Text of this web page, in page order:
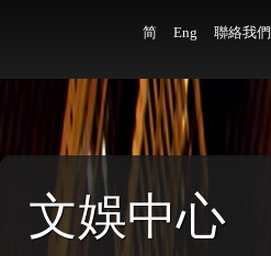
简 Eng 聯絡我們
文娛中心